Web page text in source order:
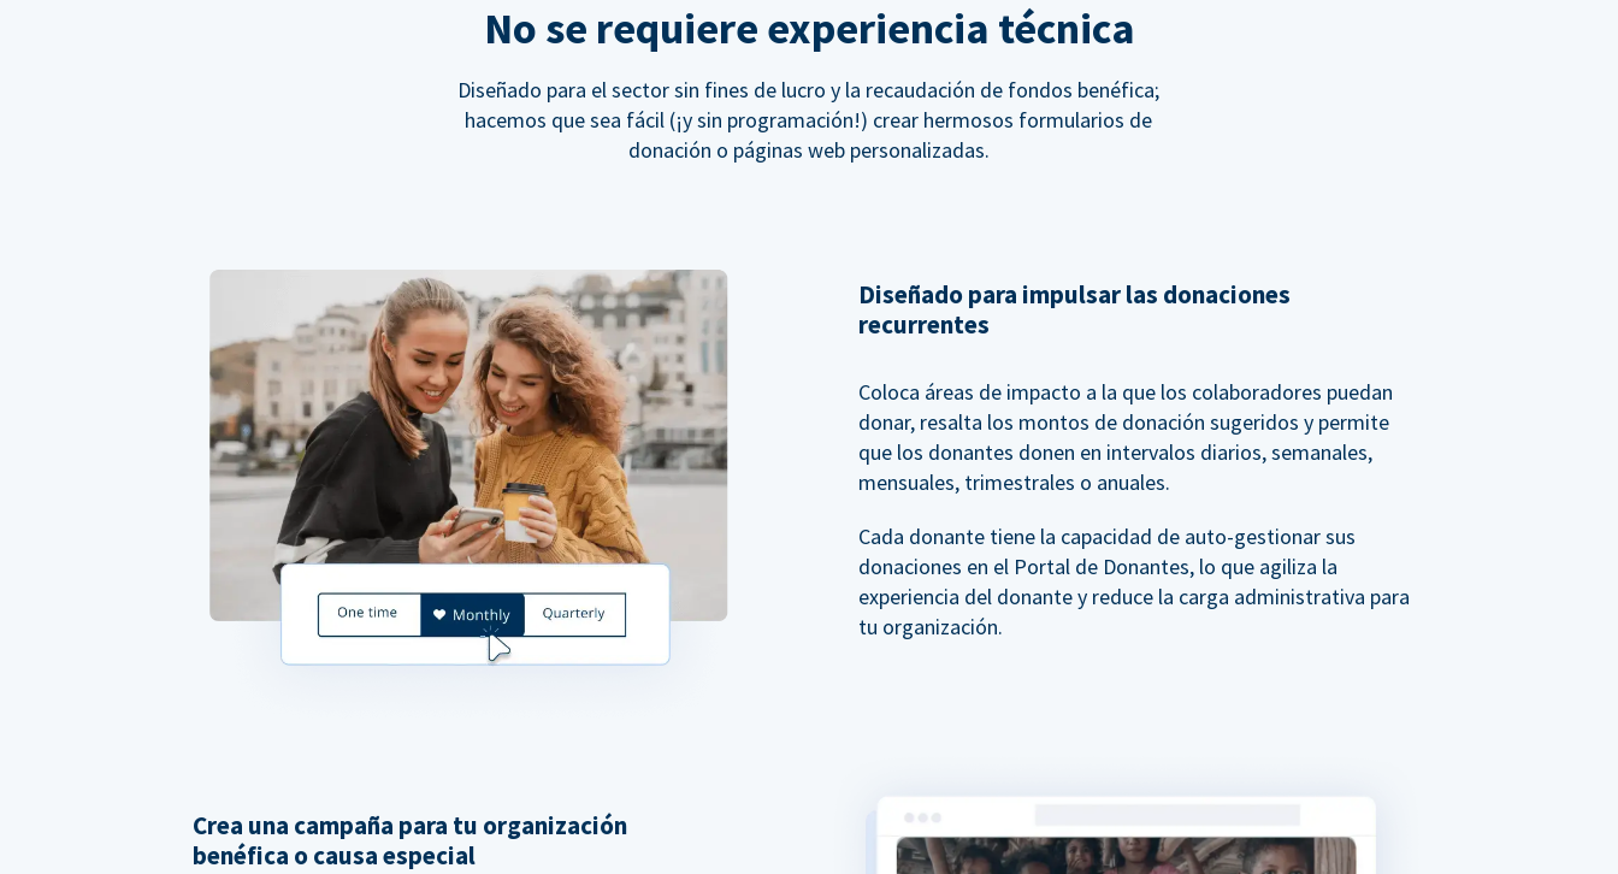
No se requiere experiencia técnica
Diseñado para el sector sin fines de lucro y la recaudación de fondos benéfica;
hacemos que sea fácil (¡y sin programación!) crear hermosos formularios de
donación o páginas web personalizadas.
Diseñado para impulsar las donaciones
recurrentes
Coloca áreas de impacto a la que los colaboradores puedan
donar, resalta los montos de donación sugeridos y permite
que los donantes donen en intervalos diarios, semanales,
mensuales, trimestrales o anuales.
Cada donante tiene la capacidad de auto-gestionar sus
donaciones en el Portal de Donantes, lo que agiliza la
experiencia del donante y reduce la carga administrativa para
tu organización.
Crea una campaña para tu organización
benéfica o causa especial